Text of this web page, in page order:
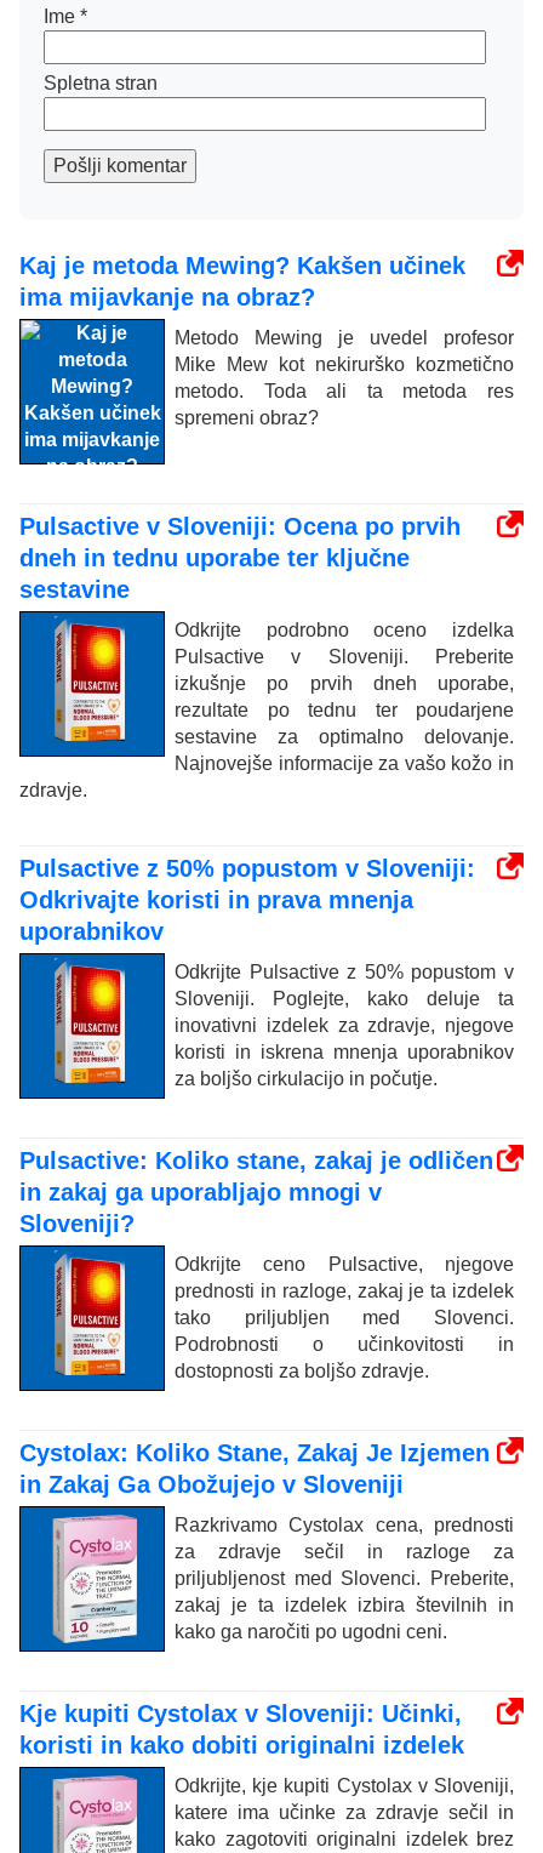
Ime *
Spletna stran
Pošlji komentar
Kaj je metoda Mewing? Kakšen učinek
ima mijavkanje na obraz?
Metodo Mewing je uvedel profesor
Mike Mew kot nekirurško kozmetično
metodo. Toda ali ta metoda res
spremeni obraz?
Pulsactive v Sloveniji: Ocena po prvih
dneh in tednu uporabe ter ključne
sestavine
Odkrijte podrobno oceno izdelka
Pulsactive v Sloveniji. Preberite
izkušnje po prvih dneh uporabe,
rezultate po tednu ter poudarjene
sestavine za optimalno delovanje.
Najnovejše informacije za vašo kožo in
zdravje.
Pulsactive z 50% popustom v Sloveniji:
Odkrivajte koristi in prava mnenja
uporabnikov
Odkrijte Pulsactive z 50% popustom v
Sloveniji. Poglejte, kako deluje ta
inovativni izdelek za zdravje, njegove
koristi in iskrena mnenja uporabnikov
za boljšo cirkulacijo in počutje.
Pulsactive: Koliko stane, zakaj je odličen
in zakaj ga uporabljajo mnogi v
Sloveniji?
Odkrijte ceno Pulsactive, njegove
prednosti in razloge, zakaj je ta izdelek
tako priljubljen med Slovenci.
Podrobnosti o učinkovitosti in
dostopnosti za boljšo zdravje.
Cystolax: Koliko Stane, Zakaj Je Izjemen
in Zakaj Ga Obožujejo v Sloveniji
Razkrivamo Cystolax cena, prednosti
za zdravje sečil in razloge za
priljubljenost med Slovenci. Preberite,
zakaj je ta izdelek izbira številnih in
kako ga naročiti po ugodni ceni.
Kje kupiti Cystolax v Sloveniji: Učinki,
koristi in kako dobiti originalni izdelek
Odkrijte, kje kupiti Cystolax v Sloveniji,
katere ima učinke za zdravje sečil in
kako zagotoviti originalni izdelek brez